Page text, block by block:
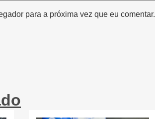
para a próxima vez que eu comentar.